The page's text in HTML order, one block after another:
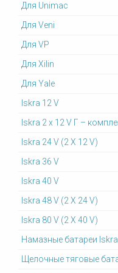
Для Unimac
Для Veni
Для VP
Для Xilin
Для Yale
Iskra 12 V
Iskra 2 x 12 V Г –
Iskra 24 V (2 X 12 V)
Iskra 36 V
Iskra 40 V
Iskra 48 V (2 X 24 V)
Iskra 80 V (2 X 40 V)
Намазные батареи Iskra
Щелочные тяговые